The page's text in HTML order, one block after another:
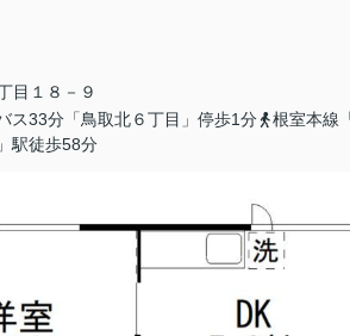
目１８－９
ス33分「鳥取北６丁目」停歩1分
根室本線
駅徒歩58分